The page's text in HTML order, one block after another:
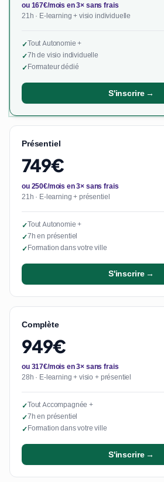
ou 167€/mois en 3× sans frais
21h · E-learning + visio individuelle
✓Tout Autonomie +
✓7h de visio individuelle
✓Formateur dédié
S'inscrire →
Présentiel
749€
ou 250€/mois en 3× sans frais
21h · E-learning + présentiel
✓Tout Autonomie +
✓7h en présentiel
✓Formation dans votre ville
S'inscrire →
Complète
949€
ou 317€/mois en 3× sans frais
28h · E-learning + visio + présentiel
✓Tout Accompagnée +
✓7h en présentiel
✓Formation dans votre ville
S'inscrire →